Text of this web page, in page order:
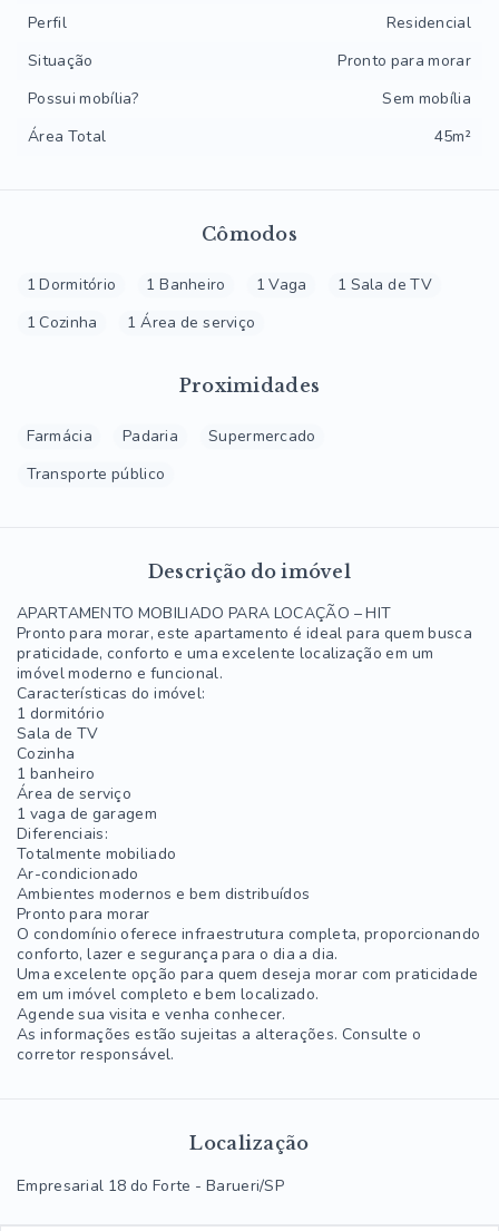
Cômodos
1 Dormitório 1 Banheiro 1 Vaga
1 Sala de TV
1 Cozinha
1 Área de serviço
Proximidades
Farmácia Padaria
Supermercado
Transporte público
Descrição do imóvel
APARTAMENTO MOBILIADO PARA LOCAÇÃO – HIT
Pronto para morar, este apartamento é ideal para quem busca
praticidade, conforto e uma excelente localização em um
imóvel moderno e funcional.
Características do imóvel:
1 dormitório
Sala de TV
Cozinha
1 banheiro
Área de serviço
1 vaga de garagem
Diferenciais:
Totalmente mobiliado
Ar-condicionado
Ambientes modernos e bem distribuídos
Pronto para morar
O condomínio oferece infraestrutura completa, proporcionando
conforto, lazer e segurança para o dia a dia.
Uma excelente opção para quem deseja morar com praticidade
em um imóvel completo e bem localizado.
Agende sua visita e venha conhecer.
As informações estão sujeitas a alterações. Consulte o
corretor responsável.
Localização
Empresarial 18 do Forte - Barueri/SP
Perfil
Residencial
Situação
Pronto para morar
Possui mobília?
Sem mobília
Área Total
45m²